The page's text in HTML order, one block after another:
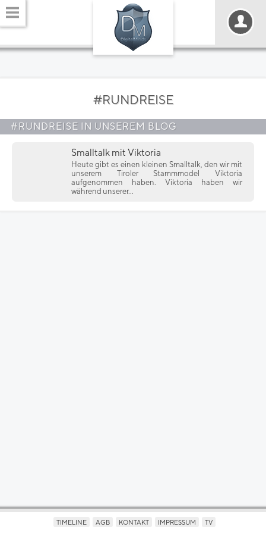
#RUNDREISE
#RUNDREISE IN UNSEREM BLOG
Smalltalk mit Viktoria
Heute gibt es einen kleinen Smalltalk, den wir mit
unserem Tiroler Stammmodel Viktoria
aufgenommen haben. Viktoria haben wir
während unserer...
TIMELINE AGB KONTAKT IMPRESSUM TV